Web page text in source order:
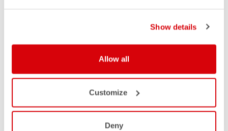
Show details
Allow all
Customize
Deny